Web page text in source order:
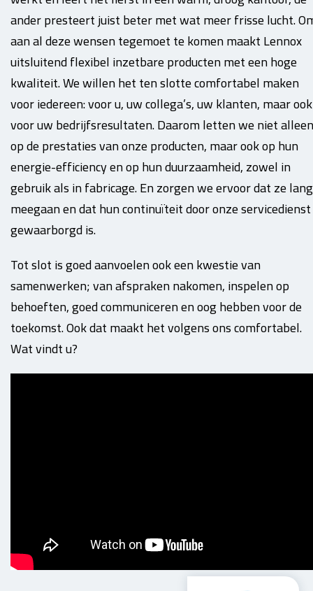
ander presteert juist beter met wat meer frisse lucht.
aan al deze wensen tegemoet te komen maakt Lennox
uitsluitend flexibel inzetbare producten met een hoge
kwaliteit. We willen het ten slotte comfortabel maken
voor iedereen: voor u, uw collega’s, uw klanten, maar ook
voor uw bedrijfsresultaten. Daarom letten we niet alleen
op de prestaties van onze producten, maar ook op hun
energie-efficiency en op hun duurzaamheid, zowel in
gebruik als in fabricage. En zorgen we ervoor dat ze lang
meegaan en dat hun continuïteit door onze servicedienst
gewaarborgd is.
Tot slot is goed aanvoelen ook een kwestie van
samenwerken; van afspraken nakomen, inspelen op
behoeften, goed communiceren en oog hebben voor de
toekomst. Ook dat maakt het volgens ons comfortabel.
Wat vindt u?